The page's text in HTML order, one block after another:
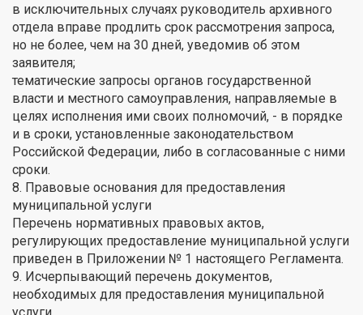
в исключительных случаях руководитель архивного
отдела вправе продлить срок рассмотрения запроса,
но не более, чем на 30 дней, уведомив об этом
заявителя;
тематические запросы органов государственной
власти и местного самоуправления, направляемые в
целях исполнения ими своих полномочий, - в порядке
и в сроки, установленные законодательством
Российской Федерации, либо в согласованные с ними
сроки.
8. Правовые основания для предоставления
муниципальной услуги
Перечень нормативных правовых актов,
регулирующих предоставление муниципальной услуги
приведен в Приложении № 1 настоящего Регламента.
9. Исчерпывающий перечень документов,
необходимых для предоставления муниципальной